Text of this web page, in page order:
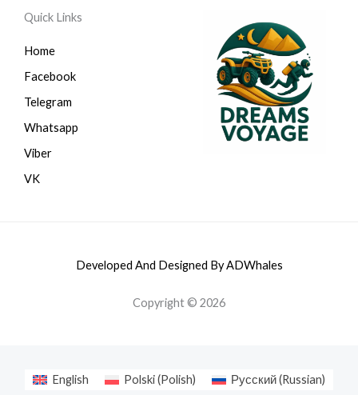
Quick Links
Home
Facebook
Telegram
Whatsapp
Viber
VK
Developed And Designed By ADWhales
Copyright © 2026
English Polski(Polish) Русский(Russian)